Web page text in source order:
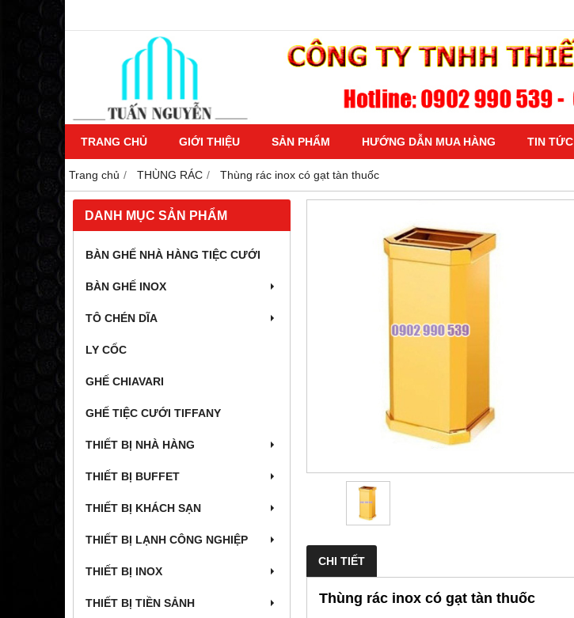
TRANG CHỦ GIỚI THIỆU SẢN PHẨM HƯỚNG DẪN MUA HÀNG TIN TỨC
Trang chủ THÙNG RÁC Thùng rác inox có gạt tàn thuốc
DANH MỤC SẢN PHẨM
BÀN GHẾ NHÀ HÀNG TIỆC CƯỚI
BÀN GHẾ INOX
TÔ CHÉN DĨA
LY CỐC
GHẾ CHIAVARI
GHẾ TIỆC CƯỚI TIFFANY
THIẾT BỊ NHÀ HÀNG
THIẾT BỊ BUFFET
THIẾT BỊ KHÁCH SẠN
THIẾT BỊ LẠNH CÔNG NGHIỆP
THIẾT BỊ INOX
THIẾT BỊ TIỀN SẢNH
CHI TIẾT
Thùng rác inox có gạt tàn thuốc